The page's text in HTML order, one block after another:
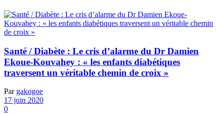
Santé / Diabète : Le cris d’alarme du Dr Damien
Ekoue-Kouvahey : « les enfants diabétiques
traversent un véritable chemin de croix »
Par gakogoe
17 juin 2020
0